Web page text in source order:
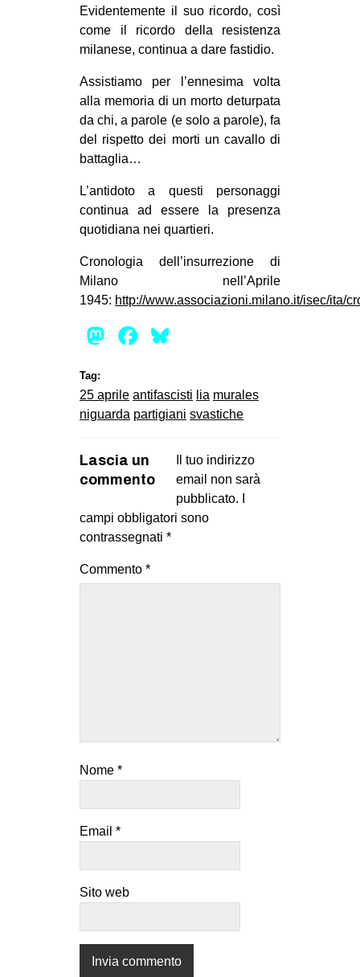
tw
ms
SEARCH
Evidentemente il suo ricordo, così
come il ricordo della resistenza
milanese, continua a dare fastidio.
Assistiamo per l’ennesima volta
alla memoria di un morto deturpata
da chi, a parole (e solo a parole), fa
del rispetto dei morti un cavallo di
battaglia…
L’antidoto a questi personaggi
continua ad essere la presenza
quotidiana nei quartieri.
Cronologia dell’insurrezione di
Milano nell’Aprile
1945: http://www.associazioni.milano.it/isec/ita/
Mastodon
Facebook
Tag:
25 aprile antifascisti lia murales
niguarda partigiani svastiche
Lascia un
commento
Il tuo indirizzo
email non sarà
pubblicato.
campi obbligatori sono
contrassegnati *
Commento *
Nome *
Email *
Sito web